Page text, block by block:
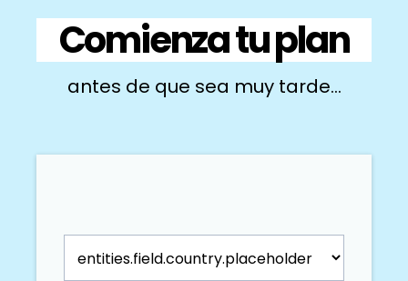
Comienza tu plan
antes de que sea muy tarde...